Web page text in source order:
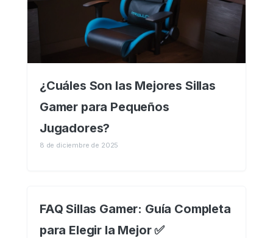
¿Cuáles Son las Mejores Sillas
Gamer para Pequeños
Jugadores?
8 de diciembre de 2025
FAQ Sillas Gamer: Guía Completa
para Elegir la Mejor ✅